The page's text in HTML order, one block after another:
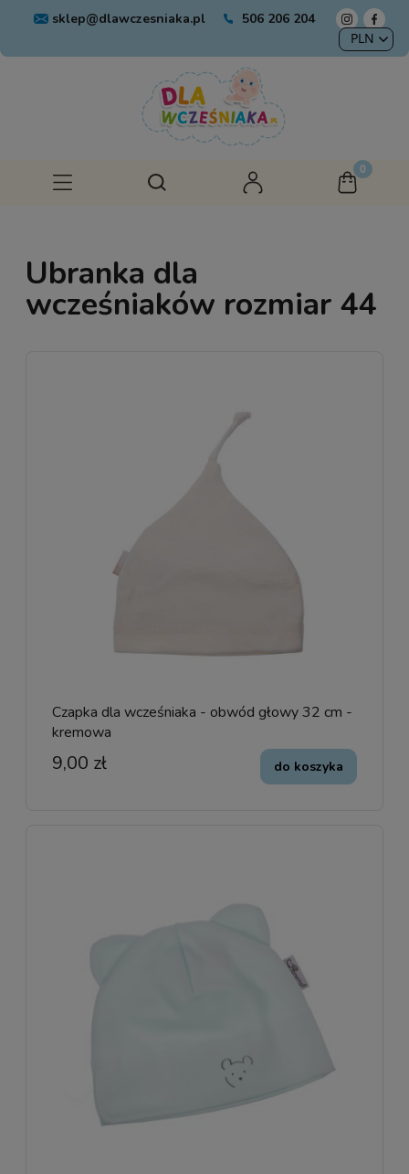
sklep@dlawczesniaka.pl 506 206 204
Ubranka dla
wcześniaków rozmiar 44
Czapka dla wcześniaka - obwód głowy 32 cm -
kremowa
9,00 zł do koszyka